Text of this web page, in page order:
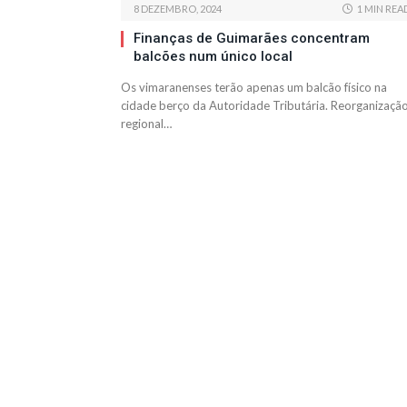
8 DEZEMBRO, 2024 1 MIN
Finanças de Guimarães concentram
balcões num único local
Os vimaranenses terão apenas um balcão físico na
cidade berço da Autoridade Tributária.
regional…